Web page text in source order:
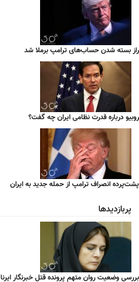
راز بسته شدن حساب‌های ترامپ برملا شد
روبیو درباره قدرت نظامی ایران چه گفت؟
پشت‌پرده انصراف ترامپ از حمله جدید به ایران
پربازدیدها
بررسی وضعیت روان متهم پرونده قتل خبرنگار ایرنا